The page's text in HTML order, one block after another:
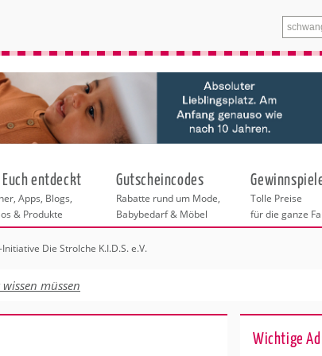
Hannover
Baby
Euch entdeckt
Apps, Blogs,
& Produkte
Gutscheincodes
Rabatte rund um Mode,
Babybedarf & Möbel
Tolle Preise
für die ganze
Die Strolche K.I.D.S. e.V.
müssen
Wichtige